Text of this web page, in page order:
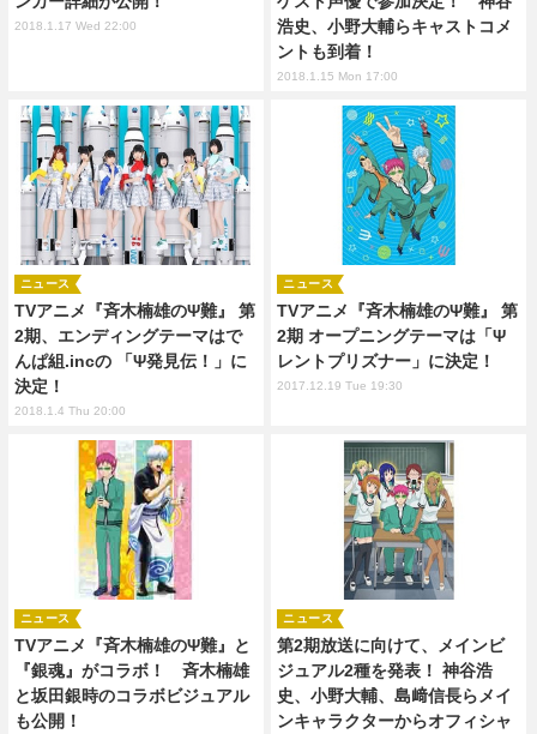
2018.1.17 Wed 22:00
浩史、小野大輔らキャストコメ
ントも到着！
2018.1.15 Mon 17:00
TVアニメ『斉木楠雄のΨ難』 第
2期、エンディングテーマはで
んぱ組.incの 「Ψ発見伝！」に
決定！
ニュース
2018.1.4 Thu 20:00
TVアニメ『斉木楠雄のΨ難』 第
2期 オープニングテーマは「Ψ
レントプリズナー」に決定！
ニュース
2017.12.19 Tue 19:30
TVアニメ『斉木楠雄のΨ難』と
『銀魂』がコラボ！ 斉木楠雄
と坂田銀時のコラボビジュアル
も公開！
ニュース
第2期放送に向けて、メインビ
ジュアル2種を発表！ 神谷浩
史、小野大輔、島﨑信長らメイ
ンキャラクターからオフィシャ
ニュース